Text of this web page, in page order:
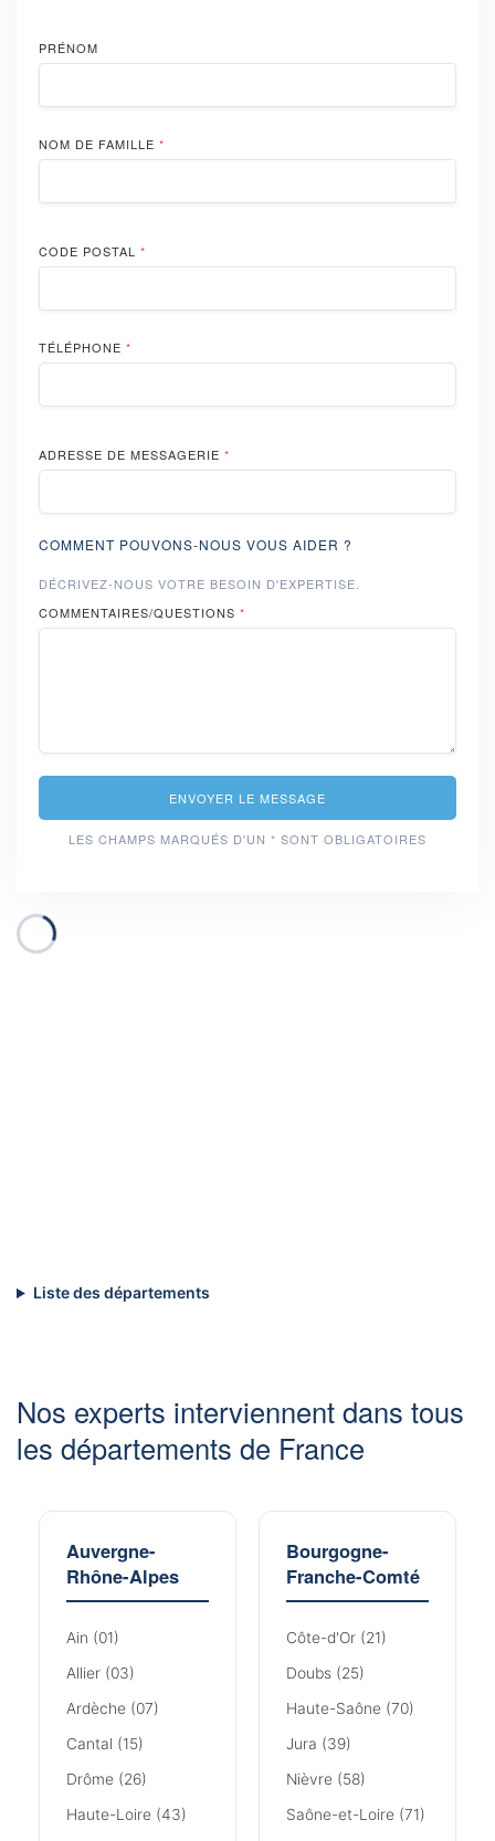
PRÉNOM
NOM DE FAMILLE *
CODE POSTAL *
TÉLÉPHONE *
ADRESSE DE MESSAGERIE *
COMMENT POUVONS-NOUS VOUS AIDER ?
DÉCRIVEZ-NOUS VOTRE BESOIN D'EXPERTISE.
COMMENTAIRES/QUESTIONS *
ENVOYER LE MESSAGE
LES CHAMPS MARQUÉS D'UN * SONT OBLIGATOIRES
Liste des départements
Nos experts interviennent dans tous
les départements de France
Auvergne-
Rhône-Alpes
Ain (01)
Allier (03)
Ardèche (07)
Cantal (15)
Drôme (26)
Haute-Loire (43)
Bourgogne-
Franche-Comté
Côte-d'Or (21)
Doubs (25)
Haute-Saône (70)
Jura (39)
Nièvre (58)
Saône-et-Loire (71)